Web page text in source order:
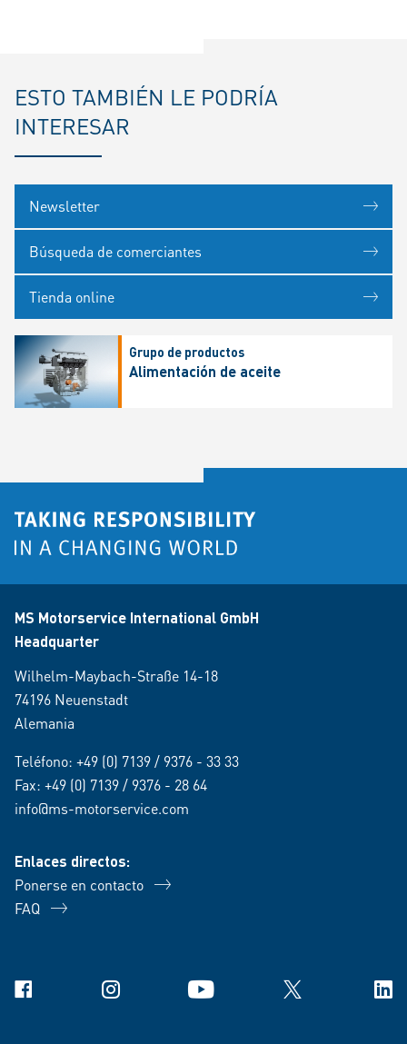
ESTO TAMBIÉN LE PODRÍA
INTERESAR
Newsletter
Búsqueda de comerciantes
Tienda online
Grupo de productos
Alimentación de aceite
MS Motorservice International GmbH
Headquarter
Wilhelm-Maybach-Straße 14-18
74196 Neuenstadt
Alemania
Teléfono: +49 (0) 7139 / 9376 - 33 33
Fax: +49 (0) 7139 / 9376 - 28 64
info@ms-motorservice.com
Enlaces directos:
Ponerse en contacto
FAQ
Facebook Instagram YouTube X